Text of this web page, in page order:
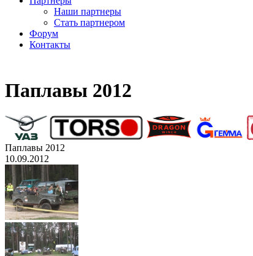
Наши партнеры
Стать партнером
Форум
Контакты
Паплавы 2012
Паплавы 2012
10.09.2012